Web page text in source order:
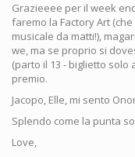
Grazieeee per il week
faremo la Factory Art
musicale da matti!),
we, ma se proprio si
(parto il 13 - biglietto solo
premio.
Jacopo, Elle, mi sento
Splendo come la punta
Love,